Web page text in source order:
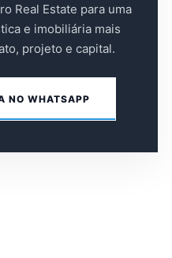
Real Estate para uma
e imobiliária mais
projeto e capital.
NO WHATSAPP